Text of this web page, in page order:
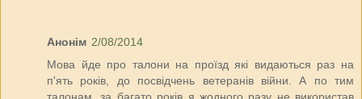
Анонім 2/08/2014
Мова йде про талони на проїзд які видаються раз на
п'ять років, до посвідчень ветеранів війни. А по тим